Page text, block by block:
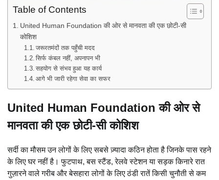
Table of Contents
United Human Foundation की ओर से मानवता की एक छोटी-सी
कोशिश
जरूरतमंदों तक पहुँची मदद
सिर्फ कंबल नहीं, अपनापन भी
सहयोग से संभव हुआ यह कार्य
आगे भी जारी रहेगा सेवा का सफर
United Human Foundation की ओर से
मानवता की एक छोटी-सी कोशिश
सर्दी का मौसम उन लोगों के लिए सबसे ज़्यादा कठिन होता है जिनके पास रहने
के लिए घर नहीं है। फुटपाथ, बस स्टैंड, रेलवे स्टेशन या सड़क किनारे रात
गुज़ारने वाले गरीब और बेसहारा लोगों के लिए ठंडी रातें किसी चुनौती से कम